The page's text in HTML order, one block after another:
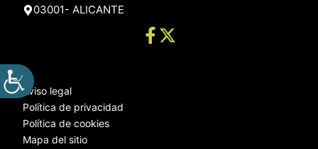
03001- ALICANTE
Aviso legal
Política de privacidad
Política de cookies
Mapa del sitio